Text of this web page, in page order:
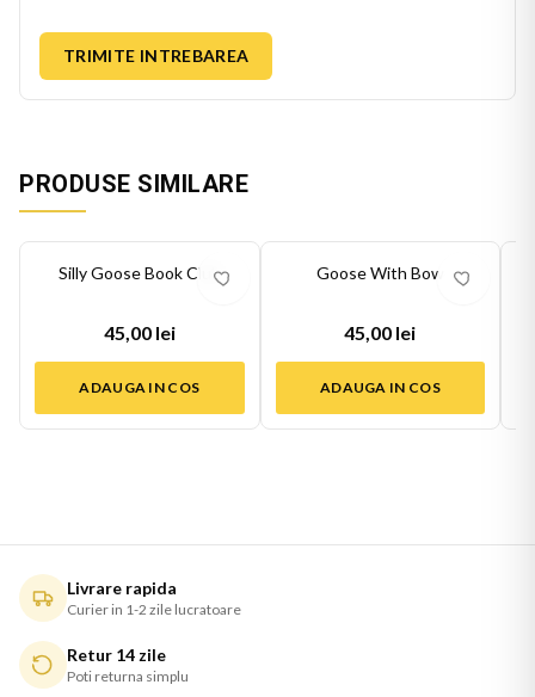
TRIMITE INTREBAREA
PRODUSE SIMILARE
Silly Goose Book Club
45,00 lei
ADAUGA IN COS
Goose With Bow
45,00 lei
ADAUGA IN COS
Livrare rapida
Curier in 1-2 zile lucratoare
Retur 14 zile
Poti returna simplu